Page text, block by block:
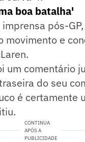
boa batalha'
pós-
movimento e
um comentário
do seu
é certamente
CONTINUA
APÓS A
PUBLICIDADE